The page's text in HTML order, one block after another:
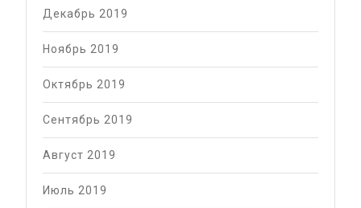
Декабрь 2019
Ноябрь 2019
Октябрь 2019
Сентябрь 2019
Август 2019
Июль 2019